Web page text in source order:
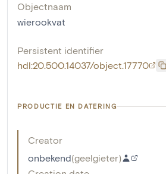
Objectnaam
wierookvat
Persistent identifier
hdl:20.500.14037/object.17770
PRODUCTIE EN DATERING
Creator
onbekend(geelgieter)